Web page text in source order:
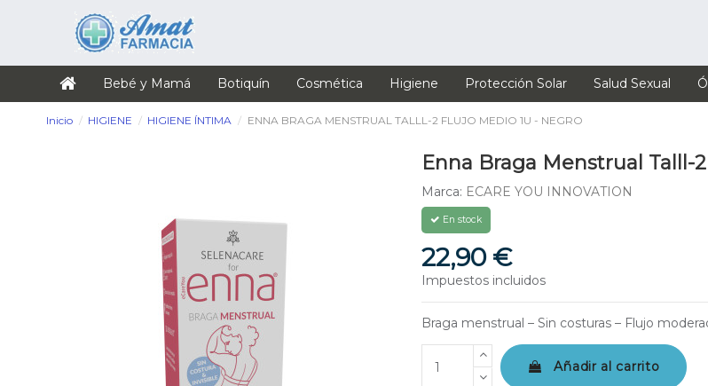
Bebé y Mamá Botiquín Cosmética Higiene Protección Solar Salud Sexual
Inicio HIGIENE HIGIENE ÍNTIMA ENNA BRAGA MENSTRUAL TALLL-2 FLUJO MEDIO 1U - NEGRO
Enna Braga Menstrual Talll-
Marca: ECARE YOU INNOVATION
En stock
22,90 €
Impuestos incluidos
Braga menstrual – Sin costuras – Flujo
Añadir al carrito